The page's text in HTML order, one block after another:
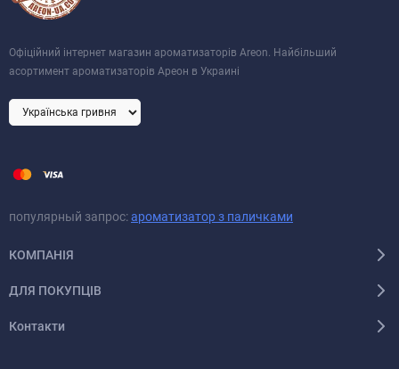
Офіційний інтернет магазин ароматизаторів Areon. Найбільший
асортимент ароматизаторів Ареон в Украині
популярный запрос:ароматизатор з паличками
КОМПАНІЯ
ДЛЯ ПОКУПЦІВ
Контакти